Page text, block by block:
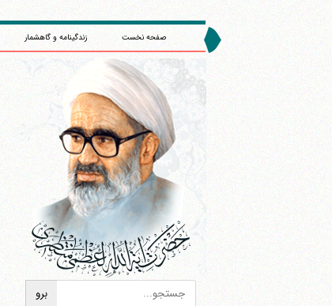
صفحه نخست زندگینامه و گاهشمار